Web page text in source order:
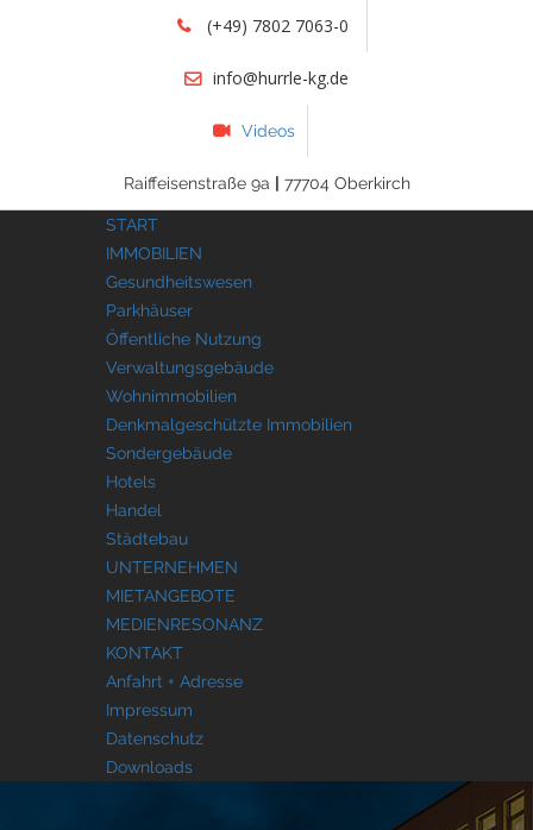
(+49) 7802 7063-0
info@hurrle-kg.de
Videos
Raiffeisenstraße 9a | 77704 Oberkirch
START
IMMOBILIEN
Gesundheitswesen
Parkhäuser
Öffentliche Nutzung
Verwaltungsgebäude
Wohnimmobilien
Denkmalgeschützte Immobilien
Sondergebäude
Hotels
Handel
Städtebau
UNTERNEHMEN
MIETANGEBOTE
MEDIENRESONANZ
KONTAKT
Anfahrt + Adresse
Impressum
Datenschutz
Downloads